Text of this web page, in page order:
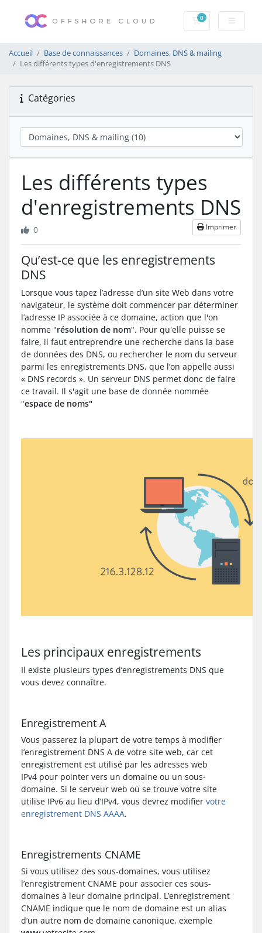
0Votre panier
Accueil Base de connaissances
Domaines, DNS & mailing
Les différents types d'enregistrements DNS
Catégories
Les différents types
d'enregistrements DNS
Imprimer
0
Qu’est-ce que les enregistrements
DNS
Lorsque vous tapez l’adresse d’un site Web dans votre
navigateur, le système doit commencer par déterminer
l’adresse IP associée à ce domaine, action que l'on
nomme "résolution de nom". Pour qu'elle puisse se
faire, il faut entreprendre une recherche dans la base
de données des DNS, ou rechercher le nom du serveur
parmi les enregistrements DNS, que l’on appelle aussi
« DNS records ». Un serveur DNS permet donc de faire
ce travail. Il s'agit une base de donnée nommée
"espace de noms"
Les principaux enregistrements
Il existe plusieurs types d’enregistrements DNS que
vous devez connaître.
Enregistrement A
Vous passerez la plupart de votre temps à modifier
l’enregistrement DNS A de votre site web, car cet
enregistrement est utilisé par les adresses web
IPv4 pour pointer vers un domaine ou un sous-
domaine. Si le serveur web où se trouve votre site
utilise IPv6 au lieu d’IPv4, vous devrez modifier votre
enregistrement DNS AAAA.
Enregistrements CNAME
Si vous utilisez des sous-domaines, vous utilisez
l’enregistrement CNAME pour associer ces sous-
domaines à leur domaine principal. L’enregistrement
CNAME indique que le nom de domaine est un alias
d’un autre nom de domaine canonique, exemple